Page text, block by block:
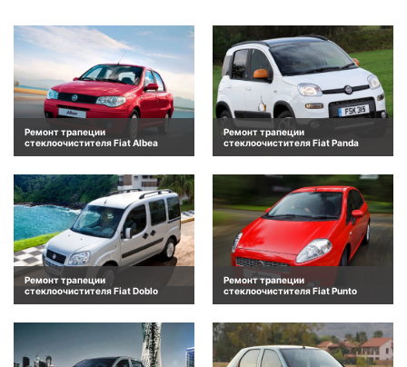
Ремонт трапеции
стеклоочистителя Fiat Albea
Ремонт трапеции
стеклоочистителя Fiat Panda
Ремонт трапеции
стеклоочистителя Fiat Doblo
Ремонт трапеции
стеклоочистителя Fiat Punto